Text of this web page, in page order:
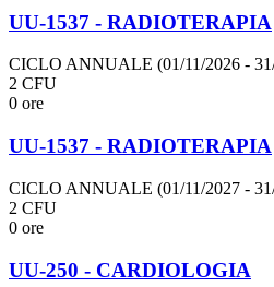
UU-1537 - RADIOTERAPIA
CICLO ANNUALE (01/11/2026 -
2 CFU
0 ore
UU-1537 - RADIOTERAPIA
CICLO ANNUALE (01/11/2027 -
2 CFU
0 ore
UU-250 - CARDIOLOGIA